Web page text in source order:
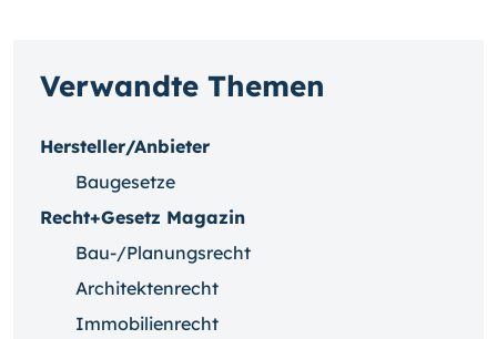
Verwandte Themen
Hersteller/Anbieter
Baugesetze
Recht+Gesetz Magazin
Bau-/Planungsrecht
Architektenrecht
Immobilienrecht